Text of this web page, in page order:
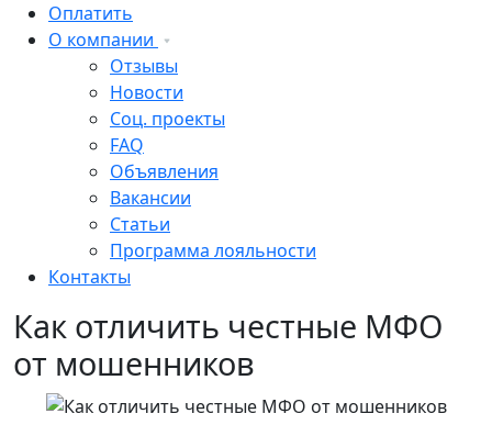
Оплатить
О компании
Отзывы
Новости
Соц. проекты
FAQ
Объявления
Вакансии
Статьи
Программа лояльности
Контакты
Как отличить честные МФО
от мошенников